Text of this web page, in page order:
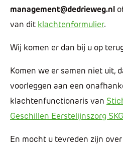
management@dedrieweg.nl
van dit klachtenformulier.
Wij komen er dan bij u op
Komen we er samen niet uit,
voorleggen aan een
klachtenfunctionaris van
Geschillen Eerstelijnszorg
En mocht u tevreden zijn